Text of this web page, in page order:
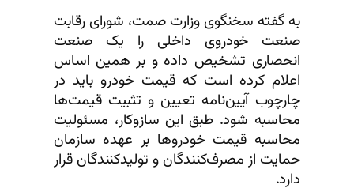
به گفته سخنگوی وزارت صمت، شورای رقابت
صنعت خودروی داخلی را یک صنعت
انحصاری تشخیص داده و بر همین اساس
اعلام کرده است که قیمت خودرو باید در
چارچوب آیین‌نامه تعیین و تثبیت قیمت‌ها
محاسبه شود. طبق این سازوکار، مسئولیت
محاسبه قیمت خودروها بر عهده سازمان
حمایت از مصرف‌کنندگان و تولیدکنندگان قرار
دارد.